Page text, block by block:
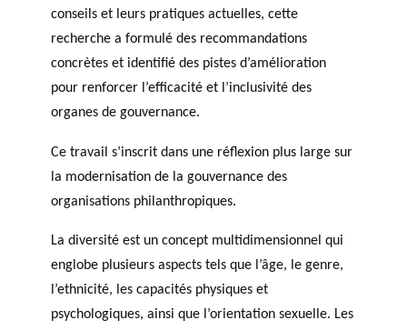
conseils et leurs pratiques actuelles, cette
recherche a formulé des recommandations
concrètes et identifié des pistes d’amélioration
pour renforcer l’efficacité et l’inclusivité des
organes de gouvernance.
Ce travail s’inscrit dans une réflexion plus large sur
la modernisation de la gouvernance des
organisations philanthropiques.
La diversité est un concept multidimensionnel qui
englobe plusieurs aspects tels que l’âge, le genre,
l’ethnicité, les capacités physiques et
psychologiques, ainsi que l’orientation sexuelle. Les